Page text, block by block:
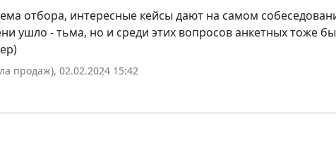
отбора, интересные кейсы дают на самом
ушло - тьма, но и среди этих вопросов анкетных тоже
продаж), 02.02.2024 15:42